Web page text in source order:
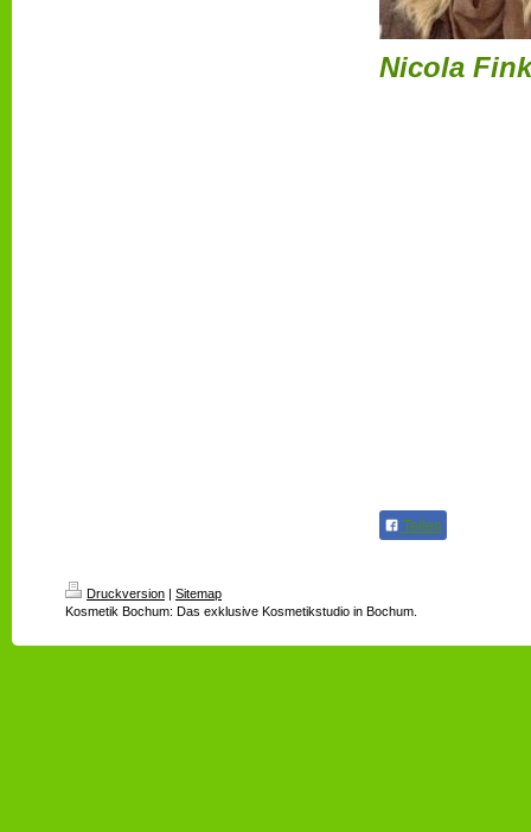
Nicola
Teilen
Druckversion | Sitemap
Kosmetik Bochum: Das exklusive Kosmetikstudio in Bochum.